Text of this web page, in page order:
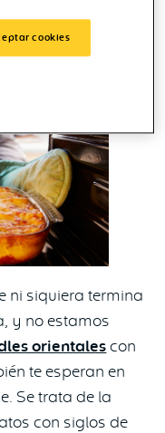
pequeños de
ni siquiera termina
y no estamos
orientalescon
te esperan en
Se trata de la
con siglos de
cookies